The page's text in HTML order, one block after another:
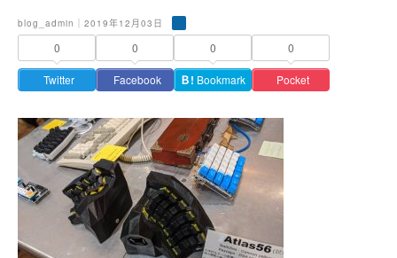
blog_admin｜2019年12月03日
0
Twitter
0
Facebook
0
Ｂ! Bookmark
0
Pocket